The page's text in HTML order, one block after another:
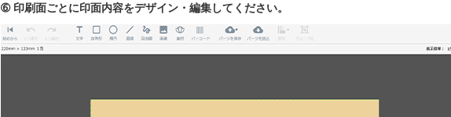
➅ 印刷面ごとに印面内容をデザイン・編集してください。